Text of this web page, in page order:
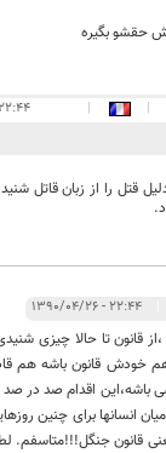
حقشو بگیره
|
|
۲۲:۴۴ - ۱۳۹۰/
قتل را از زبان قاتل
۲۲:۴۴ - ۱۳۹۰/۰۴/۲۶
قانون تا حالا چیزی
خودش قانون باشه هم
باشه،این اقدام صد در
انسانها برای چنین
قانون جنگل!!!متاسفم.